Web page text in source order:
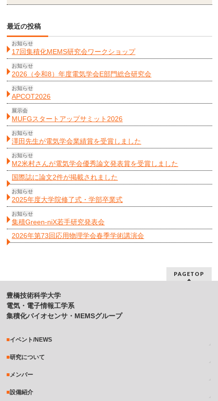
最近の投稿
お知らせ
17回集積化MEMS研究会ワークショップ
お知らせ
2026（令和8）年度電気学会E部門総合研究会
お知らせ
APCOT2026
展示会
MUFGスタートアップサミット2026
お知らせ
澤田先生が電気学会業績賞を受賞しました
お知らせ
M2米村さんが電気学会優秀論文発表賞を受賞しました
国際誌に論文2件が掲載されました
お知らせ
2025年度大学院修了式・学部卒業式
お知らせ
集積Green-niX若手研究発表会
2026年第73回応用物理学会春季学術講演会
PAGETOP
豊橋技術科学大学
電気・電子情報工学系
集積化バイオセンサ・MEMSグループ
イベント/NEWS
研究について
メンバー
設備紹介